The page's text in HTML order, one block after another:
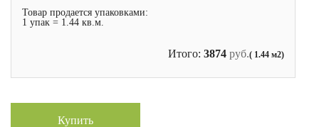
Товар продается упаковками:
1 упак = 1.44 кв.м.
Итого: 3874 руб.( 1.44 м2)
Купить